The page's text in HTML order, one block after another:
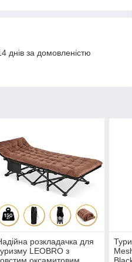
днів за домовленістю
розкладачка для
LEOBRO з